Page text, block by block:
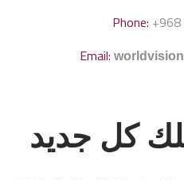
Phone:
Email:
كل جديد